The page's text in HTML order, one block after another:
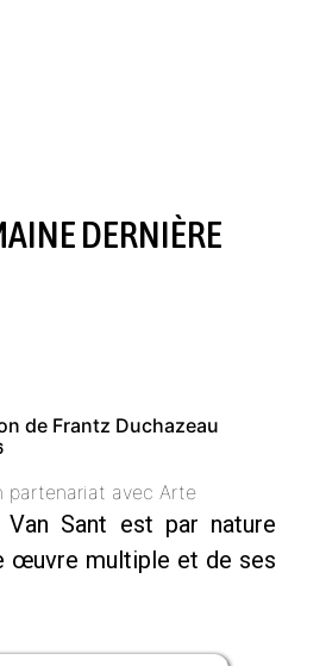
DERNIÈRE
de Frantz Duchazeau
partenariat avec Arte
Sant est par nature
œuvre multiple et de ses